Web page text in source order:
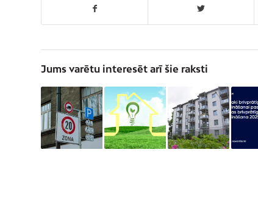
Jums varētu interesēt arī šie raksti